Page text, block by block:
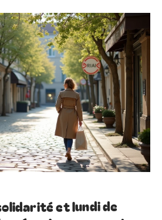
et lundi de